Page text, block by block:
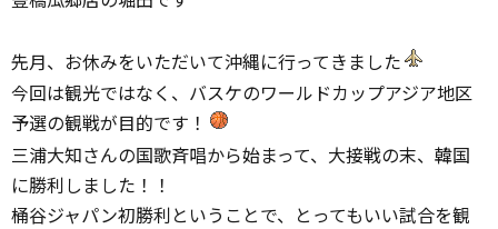
先月、お休みをいただいて沖縄に行ってきました
今回は観光ではなく、バスケのワールドカップアジア地区
予選の観戦が目的です！
三浦大知さんの国歌斉唱から始まって、大接戦の末、韓国
に勝利しました！！
桶谷ジャパン初勝利ということで、とってもいい試合を観